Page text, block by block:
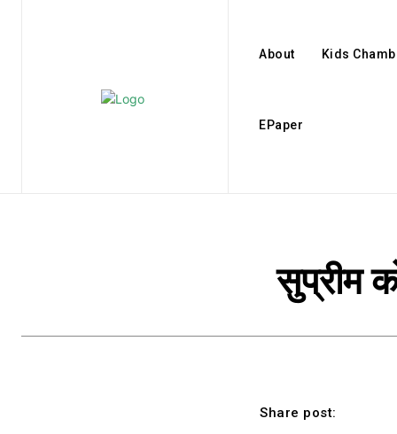
About Kids
EPaper
सुप्रीम
Share post: